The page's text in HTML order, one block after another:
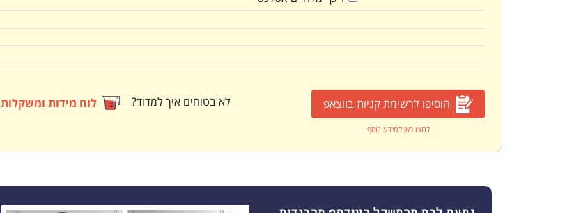
הוסיפו לרשימת קניות בווצאפ
לחצו כאן למידע נוסף
לא בטוחים איך למדוד? לוח מידות ומשקלות